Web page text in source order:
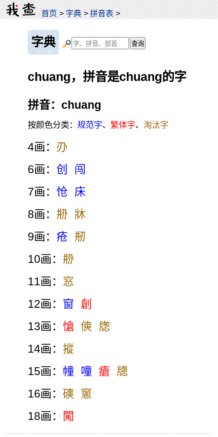
首页 > 字典 >拼音表 >
字典
chuang，拼音是chuang的字
拼音：chuang
按颜色分类：规范字、繁体字、淘汰字
4画： 刅
6画：创
闯
7画：怆
床
8画： 刱
牀
9画： 疮
剏
10画： 剙
11画： 窓
12画： 窗
創
13画： 愴 傸
牎
14画：摐
15画： 幢 噇 瘡 牕
16画：磢
窻
18画：
闖